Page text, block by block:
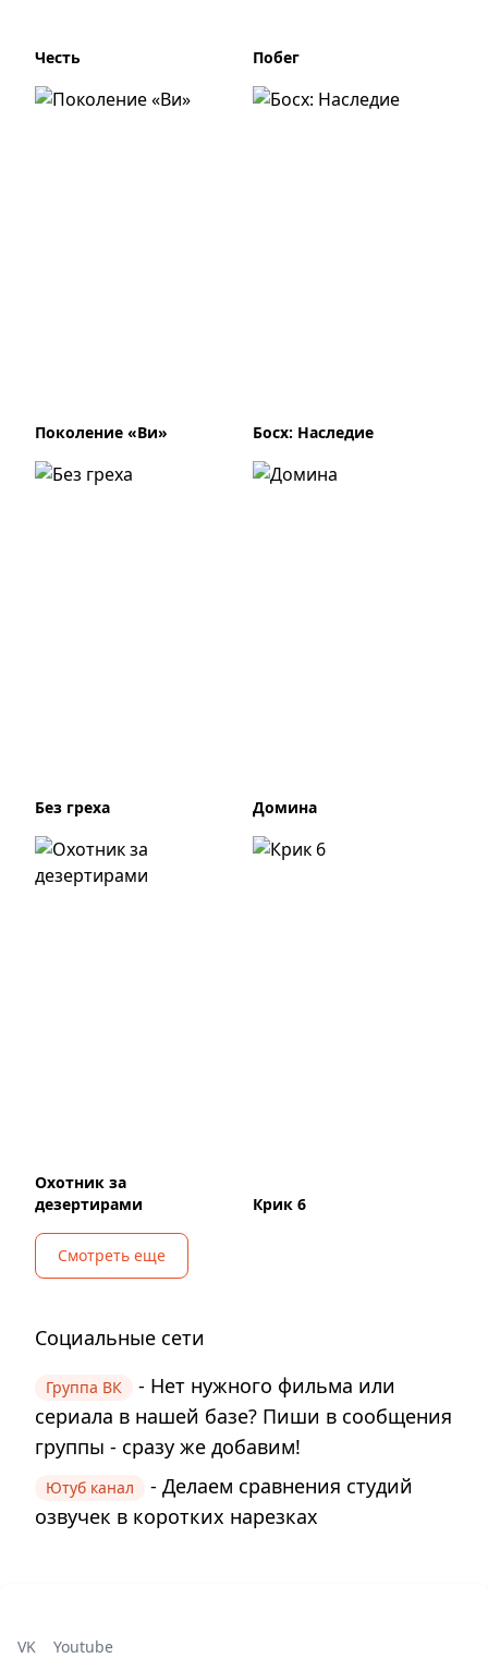
Честь Побег
Поколение «Ви» Босх: Наследие
Без греха Домина
Охотник за
дезертирами
Крик 6
Смотреть еще
Социальные сети
Группа ВК
- Нет нужного фильма или
сериала в нашей базе? Пиши в сообщения
группы - сразу же добавим!
Ютуб канал
- Делаем сравнения студий
озвучек в коротких нарезках
VK Youtube